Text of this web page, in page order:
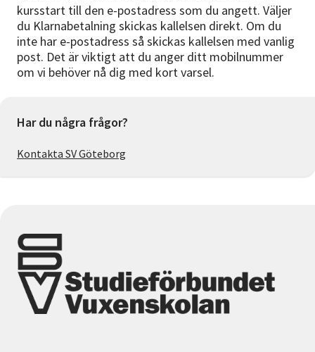
kursstart till den e-postadress som du angett. Väljer
du Klarnabetalning skickas kallelsen direkt. Om du
inte har e-postadress så skickas kallelsen med vanlig
post. Det är viktigt att du anger ditt mobilnummer
om vi behöver nå dig med kort varsel.
Har du några frågor?
Kontakta SV Göteborg